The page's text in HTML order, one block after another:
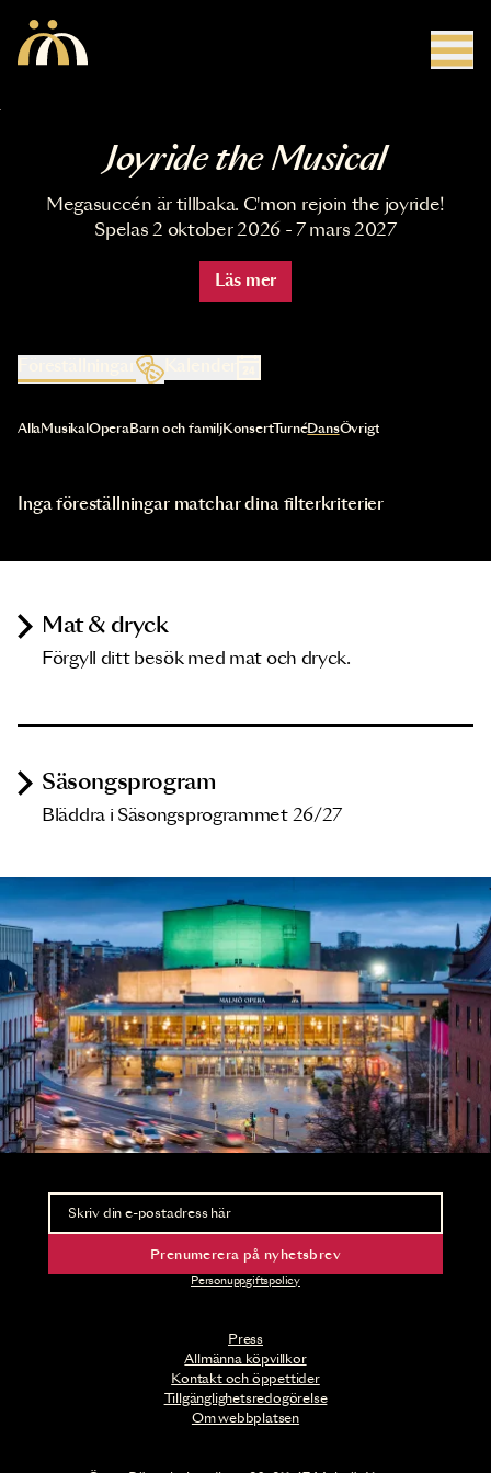
Joyride the Musical
Megasuccén är tillbaka. C'mon rejoin the joyride!
Spelas 2 oktober 2026 - 7 mars 2027
Läs mer
Kalender
Val av kategori uppdaterar innehållet automatiskt
AllaMusikal OperaBarn och familjKonsertTurnéDansÖvrigt
Inga föreställningar matchar dina filterkriterier
Mat & dryck
Förgyll ditt besök med mat och dryck.
Säsongsprogram
Bläddra i Säsongsprogrammet 26/27
Press
Allmänna köpvillkor
Kontakt och öppettider
Tillgänglighetsredogörelse
Om webbplatsen
Nyhetsbrev
Ta del av förhandsinformation och biljettsläpp.
Prenumerera på nyhetsbrev
Personuppgiftspolicy